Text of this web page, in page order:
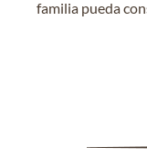
familia pueda